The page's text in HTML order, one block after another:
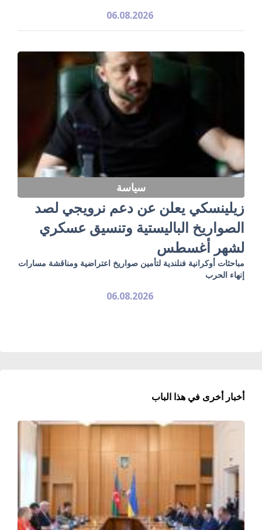
06.08.2026
سياسة
زيلينسكي يعلن عن دعم نرويجي لصد
الصواريخ الباليستية وتنسيق عسكري
لشهر أغسطس
مباحثات أوكرانية فنلندية لتأمين صواريخ اعتراضية ومناقشة مسارات
إنهاء الحرب
06.08.2026
أخبار أخرى في هذا الباب